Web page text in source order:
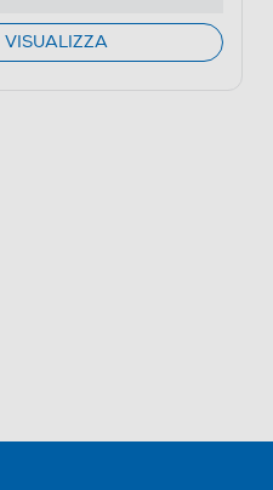
VISUALIZZA